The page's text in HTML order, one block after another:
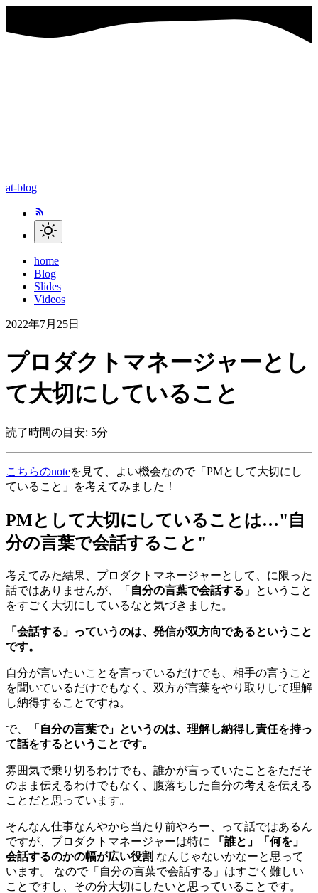
at-blog
home
Blog
Slides
Videos
2022年7月25日
プロダクトマネージャーとし
て大切にしていること
読了時間の目安: 5分
こちらのnoteを見て、よい機会なので「PMとして大切にし
ていること」を考えてみました！
PMとして大切にしていることは…"自
分の言葉で会話すること"
考えてみた結果、プロダクトマネージャーとして、に限った
話ではありませんが、「 自分の言葉で会話する 」ということ
をすごく大切にしているなと気づきました。
「会話する」っていうのは、発信が双方向であるということ
です。
自分が言いたいことを言っているだけでも、相手の言うこと
を聞いているだけでもなく、双方が言葉をやり取りして理解
し納得することですね。
で、
「自分の言葉で」というのは、理解し納得し責任を持っ
て話をするということです。
雰囲気で乗り切るわけでも、誰かが言っていたことをただそ
のまま伝えるわけでもなく、腹落ちした自分の考えを伝える
ことだと思っています。
そんなん仕事なんやから当たり前やろー、って話ではあるん
ですが、プロダクトマネージャーは特に
「誰と」「何を」
会話するのかの幅が広い役割 なんじゃないかなーと思って
います。 なので「自分の言葉で会話する」はすごく難しい
ことですし、その分大切にしたいと思っていることです。